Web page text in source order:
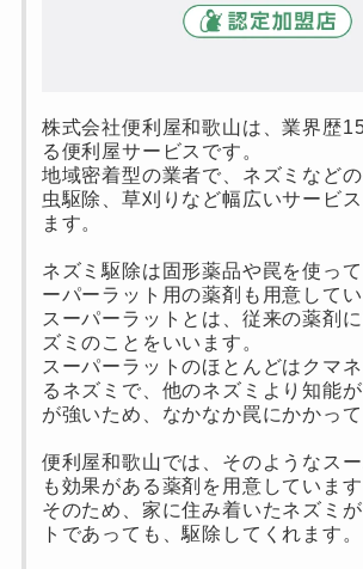
株式会社便利屋和歌山は、業界歴
る便利屋サービスです。
地域密着型の業者で、ネズミなど
虫駆除、草刈りなど幅広いサービ
ます。
ネズミ駆除は固形薬品や罠を使っ
ーパーラット用の薬剤も用意してい
スーパーラットとは、従来の薬剤
ズミのことをいいます。
スーパーラットのほとんどはクマ
るネズミで、他のネズミより知能
が強いため、なかなか罠にかかって
便利屋和歌山では、そのようなス
も効果がある薬剤を用意しています
そのため、家に住み着いたネズミ
トであっても、駆除してくれます。